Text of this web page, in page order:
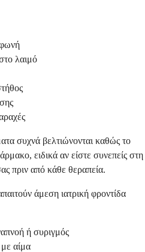
λαιμό
συχνά βελτιώνονται καθώς το
ειδικά αν είστε συνεπείς στη
πριν από κάθε θεραπεία.
άμεση ιατρική φροντίδα
ή συριγμός
αίμα